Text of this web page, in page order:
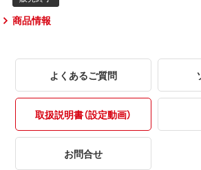
商品情報
よくあるご質問
取扱説明書（設定動画）
お問合せ